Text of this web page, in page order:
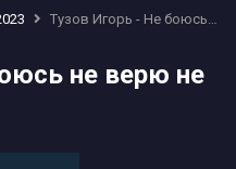
Тузов Игорь - Не боюсь не верю не прошу
не верю не